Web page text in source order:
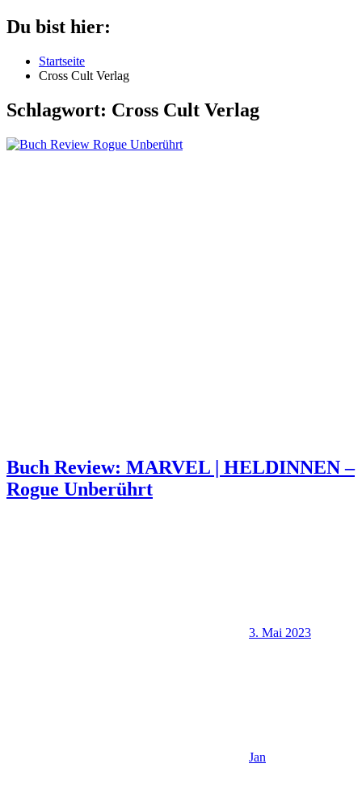
Du bist hier:
Startseite
Cross Cult Verlag
Schlagwort: Cross Cult Verlag
Buch Review: MARVEL | HELDINNEN –
Rogue Unberührt
3. Mai 2023
Jan